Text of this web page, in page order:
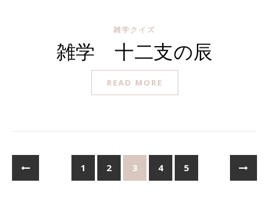
雑学クイズ
雑学 十二支の辰
READ MORE
1 2 3 4 5